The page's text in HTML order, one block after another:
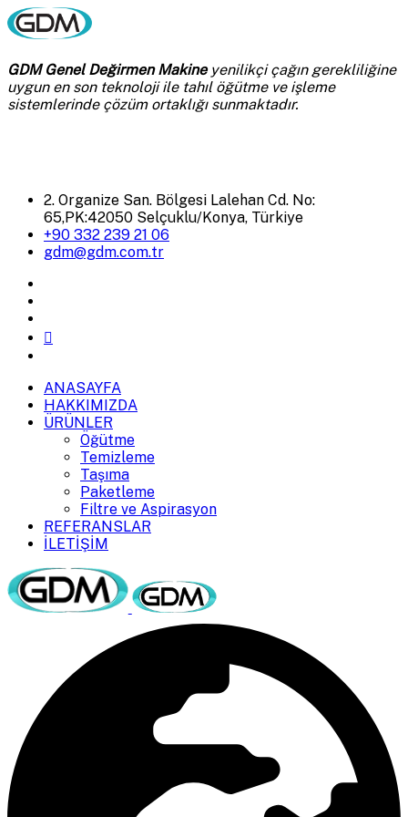
GDM Genel Değirmen Makineyenilikçi çağın gerekliliğine
uygun en son teknoloji ile tahıl öğütme ve işleme
sistemlerinde çözüm ortaklığı sunmaktadır.
2. Organize San. Bölgesi Lalehan Cd. No:
65,PK:42050 Selçuklu/Konya, Türkiye
+90 332 239 21 06
gdm@gdm.com.tr
ANASAYFA
HAKKIMIZDA
ÜRÜNLER
Öğütme
Temizleme
Taşıma
Paketleme
Filtre ve Aspirasyon
REFERANSLAR
İLETİŞİM